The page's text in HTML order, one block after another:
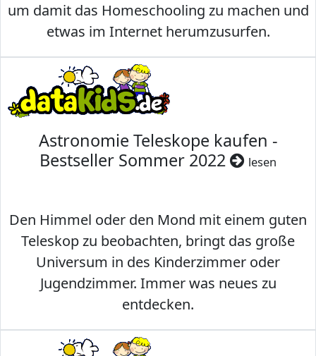
um damit das Homeschooling zu machen und
etwas im Internet herumzusurfen.
Astronomie Teleskope kaufen -
Bestseller Sommer 2022
lesen
Den Himmel oder den Mond mit einem guten
Teleskop zu beobachten, bringt das große
Universum in des Kinderzimmer oder
Jugendzimmer. Immer was neues zu
entdecken.